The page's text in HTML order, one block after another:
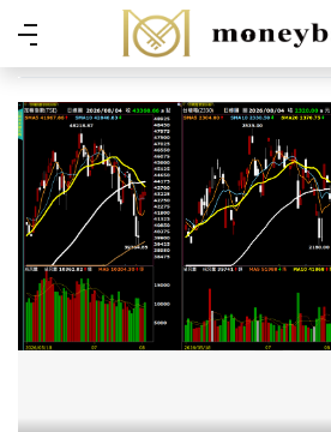
Skip to main content
功
表